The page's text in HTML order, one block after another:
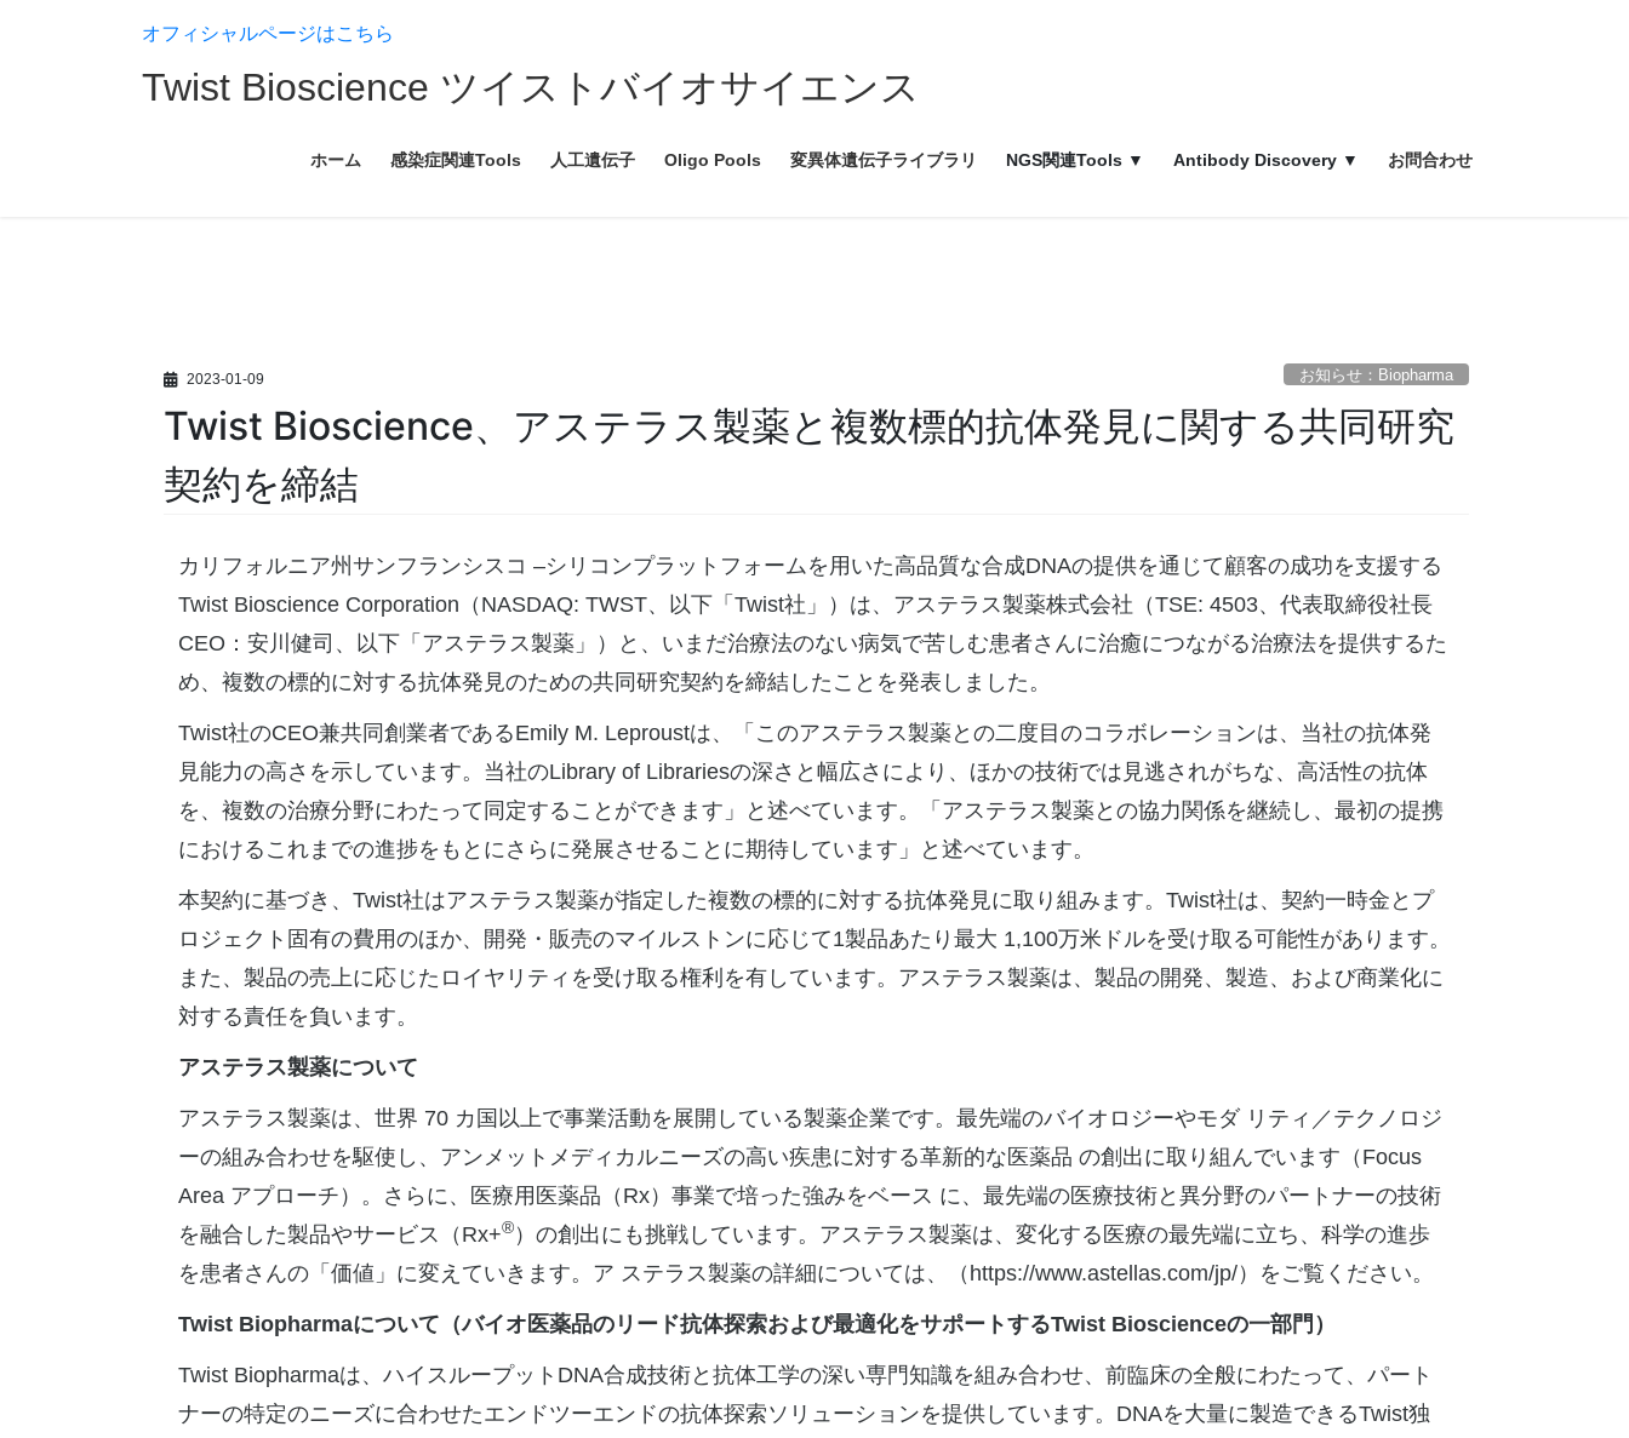
ン
テ
ン
ビ
ゲ
ー
オフィシャルページはこちら
Twist Bioscience ツイストバイオサイエンス
ホーム 感染症関連Tools 人工遺伝子 Oligo Pools 変異体遺伝子ライブラリ NGS関連Tools ▼ Antibody Discovery ▼ お問合わせ
2023-01-09 お知らせ：Biopharma
Twist Bioscience、アステラス製薬と複数標的抗体発見に関する共同研究
契約を締結
カリフォルニア州サンフランシスコ –シリコンプラットフォームを用いた高品質な合成DNAの提供を通じて顧客の成功を支援する
Twist Bioscience Corporation （NASDAQ: TWST、以下「Twist社」）は、 アステラス製薬株式会社 （TSE: 4503、代表取締役社長
CEO：安川健司、以下「アステラス製薬」）と、いまだ治療法のない病気で苦しむ患者さんに治癒につながる治療法を提供するた
め、複数の標的に対する抗体発見のための共同研究契約を締結したことを発表しました。
Twist社のCEO兼共同創業者であるEmily M. Leproustは、「このアステラス製薬との二度目のコラボレーションは、当社の抗体発
見能力の高さを示しています。当社のLibrary of Librariesの深さと幅広さにより、ほかの技術では見逃されがちな、高活性の抗体
を、複数の治療分野にわたって同定することができます」と述べています。「アステラス製薬との協力関係を継続し、最初の提携
におけるこれまでの進捗をもとにさらに発展させることに期待しています」と述べています。
本契約に基づき、Twist社はアステラス製薬が指定した複数の標的に対する抗体発見に取り組みます。Twist社は、契約一時金とプ
ロジェクト固有の費用のほか、開発・販売のマイルストンに応じて1製品あたり最大 1,100万米ドルを受け取る可能性があります。
また、製品の売上に応じたロイヤリティを受け取る権利を有しています。アステラス製薬は、製品の開発、製造、および商業化に
対する責任を負います。
アステラス製薬について
アステラス製薬は、世界 70 カ国以上で事業活動を展開している製薬企業です。最先端のバイオロジーやモダ リティ／テクノロジ
ーの組み合わせを駆使し、アンメットメディカルニーズの高い疾患に対する革新的な医薬品 の創出に取り組んでいます（Focus
Area アプローチ）。さらに、医療用医薬品（Rx）事業で培った強みをベース に、最先端の医療技術と異分野のパートナーの技術
を融合した製品やサービス（Rx+® ）の創出にも挑戦しています。アステラス製薬は、変化する医療の最先端に立ち、科学の進歩
を患者さんの「価値」に変えていきます。ア ステラス製薬の詳細については、（ https://www.astellas.com/jp/）をご覧ください。
Twist Biopharmaについて（バイオ医薬品のリード抗体探索および最適化をサポートするTwist Bioscienceの一部門）
Twist Biopharmaは、ハイスループットDNA合成技術と抗体工学の深い専門知識を組み合わせ、前臨床の全般にわたって、パート
ナーの特定のニーズに合わせたエンドツーエンドの抗体探索ソリューションを提供しています。DNAを大量に製造できるTwist独